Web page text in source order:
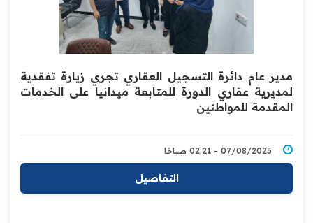
مدير عام دائرة التسجيل العقاري تجري زيارة تفقدية
لمديرية عقاري الدورة للمتابعة ميدانيا على الخدمات
المقدمة للمواطنين
07/08/2025 - 02:21 صباحًا
التفاصيل